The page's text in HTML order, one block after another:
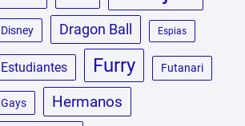
Disney Dragon Ball Espias
Estudiantes Furry Futanari
Gays Hermanos